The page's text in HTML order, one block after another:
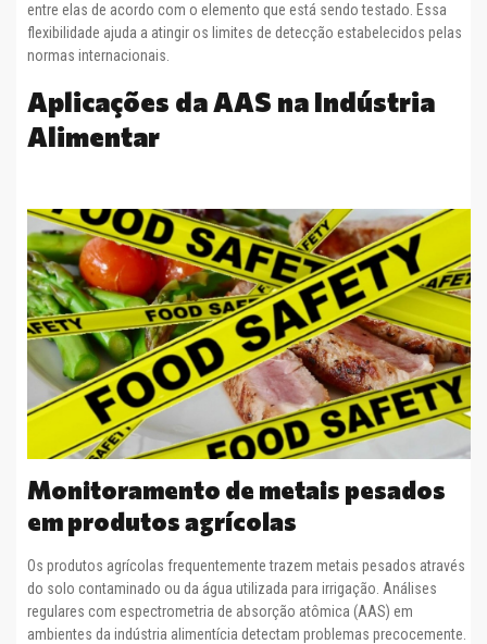
entre elas de acordo com o elemento que está sendo testado. Essa
flexibilidade ajuda a atingir os limites de detecção estabelecidos pelas
normas internacionais.
Aplicações da AAS na Indústria
Alimentar
Monitoramento de metais pesados ​​
em produtos agrícolas
Os produtos agrícolas frequentemente trazem metais pesados ​​através
do solo contaminado ou da água utilizada para irrigação. Análises
regulares com espectrometria de absorção atômica (AAS) em
ambientes da indústria alimentícia detectam problemas precocemente.